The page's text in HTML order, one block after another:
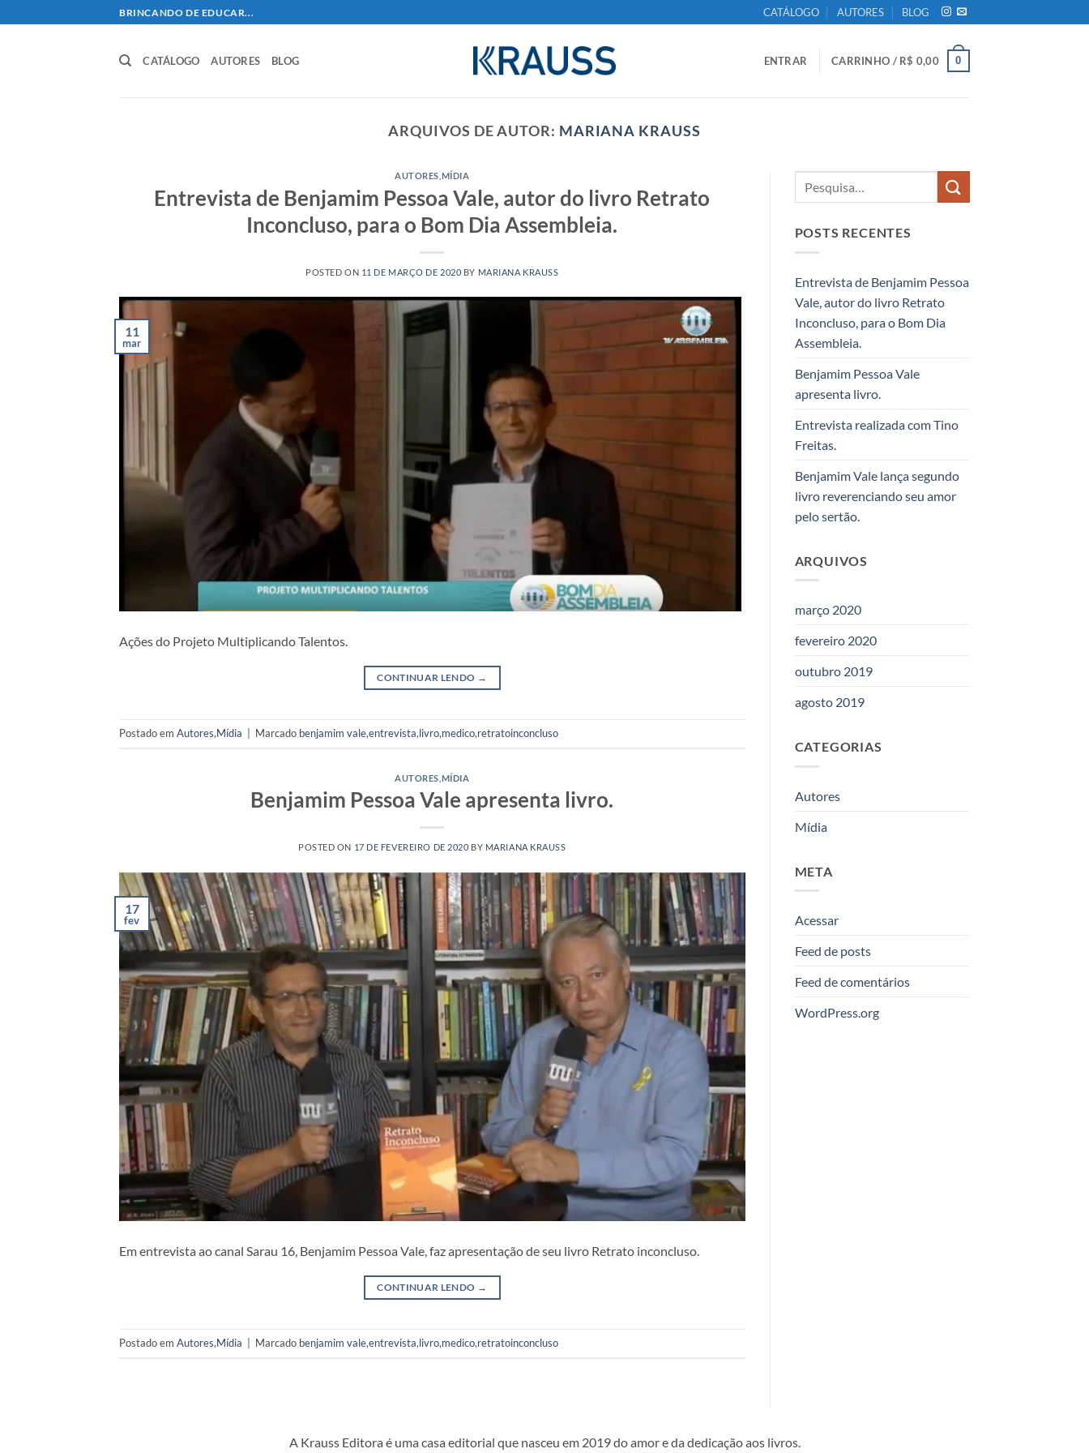
to
BRINCANDO DE EDUCAR... CATÁLOGO AUTORES BLOG
CATÁLOGO AUTORES BLOG ENTRAR CARRINHO / R$ 0,00 0
ARQUIVOS DE AUTOR: MARIANA KRAUSS
AUTORES MÍDIA
Entrevista de Benjamim Pessoa Vale, autor do livro Retrato
Inconcluso, para o Bom Dia Assembleia.
POSTED ON 11 DE MARÇO DE 2020 BY MARIANA KRAUSS
11
mar
Ações do Projeto Multiplicando Talentos.
CONTINUAR LENDO →
Postado em Autores,Mídia Marcado benjamim vale,entrevista,livro,medico,retratoinconcluso
AUTORES MÍDIA
Benjamim Pessoa Vale apresenta livro.
POSTED ON 17 DE FEVEREIRO DE 2020 BY MARIANA KRAUSS
17
fev
Em entrevista ao canal Sarau 16, Benjamim Pessoa Vale, faz apresentação de seu livro Retrato inconcluso.
CONTINUAR LENDO →
Postado em Autores,Mídia Marcado benjamim vale,entrevista,livro,medico,retratoinconcluso
POSTS RECENTES
Entrevista de Benjamim Pessoa
Vale, autor do livro Retrato
Inconcluso, para o Bom Dia
Assembleia.
Benjamim Pessoa Vale
apresenta livro.
Entrevista realizada com Tino
Freitas.
Benjamim Vale lança segundo
livro reverenciando seu amor
pelo sertão.
ARQUIVOS
março 2020
fevereiro 2020
outubro 2019
agosto 2019
CATEGORIAS
Autores
Mídia
META
Acessar
Feed de posts
Feed de comentários
WordPress.org
A Krauss Editora é uma casa editorial que nasceu em 2019 do amor e da dedicação aos livros.